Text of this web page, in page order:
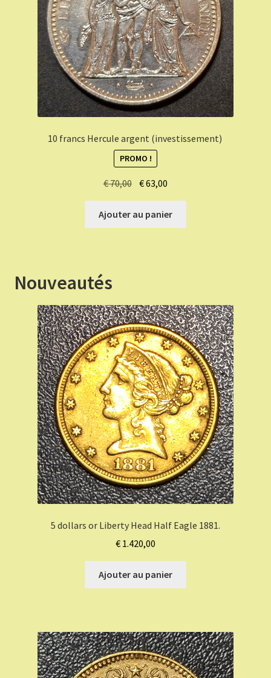
10 francs Hercule argent (investissement)
PROMO !
€70,00 Le
prix
initial
était :
€63,00
prix
actuel
est :
Ajouter au panier
Nouveautés
5 dollars or Liberty Head Half Eagle 1881.
€ 1.420,00
Ajouter au panier